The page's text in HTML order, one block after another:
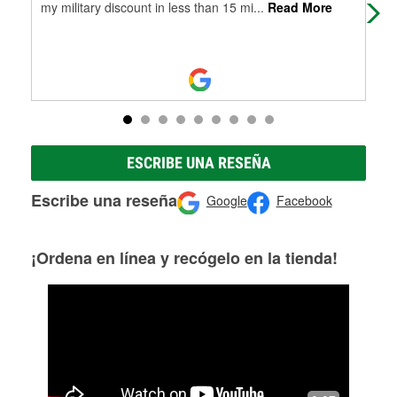
my military discount in less than 15 mi... Read More
ESCRIBE UNA RESEÑA
Escribe una reseña Google Facebook
¡Ordena en línea y recógelo en la tienda!